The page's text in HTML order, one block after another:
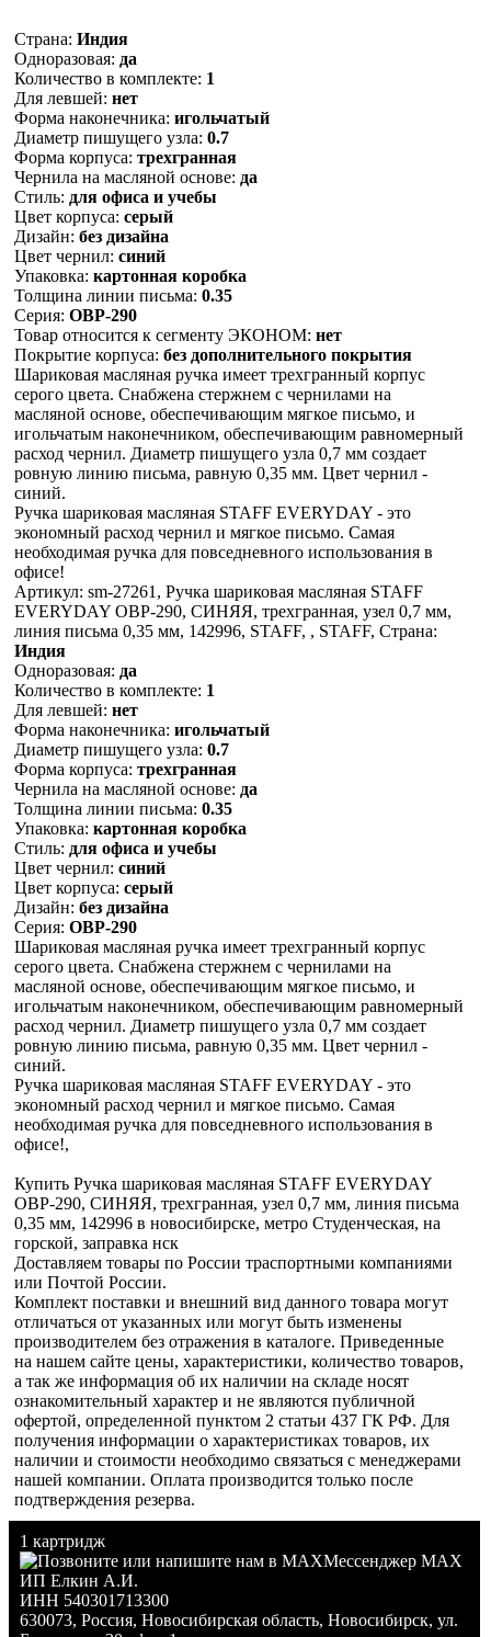
Страна: Индия
Одноразовая: да
Количество в комплекте: 1
Для левшей: нет
Форма наконечника: игольчатый
Диаметр пишущего узла: 0.7
Форма корпуса: трехгранная
Чернила на масляной основе: да
Стиль: для офиса и учебы
Цвет корпуса: серый
Дизайн: без дизайна
Цвет чернил: синий
Упаковка: картонная коробка
Толщина линии письма: 0.35
Серия: OBP-290
Товар относится к сегменту ЭКОНОМ: нет
Покрытие корпуса: без дополнительного покрытия
Шариковая масляная ручка имеет трехгранный корпус
серого цвета. Снабжена стержнем с чернилами на
масляной основе, обеспечивающим мягкое письмо, и
игольчатым наконечником, обеспечивающим равномерный
расход чернил. Диаметр пишущего узла 0,7 мм создает
ровную линию письма, равную 0,35 мм. Цвет чернил -
синий.
Ручка шариковая масляная STAFF EVERYDAY - это
экономный расход чернил и мягкое письмо. Самая
необходимая ручка для повседневного использования в
офисе!
Артикул: sm-27261, Ручка шариковая масляная STAFF
EVERYDAY OBP-290, СИНЯЯ, трехгранная, узел 0,7 мм,
линия письма 0,35 мм, 142996, STAFF, , STAFF, Страна:
Индия
Одноразовая: да
Количество в комплекте: 1
Для левшей: нет
Форма наконечника: игольчатый
Диаметр пишущего узла: 0.7
Форма корпуса: трехгранная
Чернила на масляной основе: да
Толщина линии письма: 0.35
Упаковка: картонная коробка
Стиль: для офиса и учебы
Цвет чернил: синий
Цвет корпуса: серый
Дизайн: без дизайна
Серия: OBP-290
Шариковая масляная ручка имеет трехгранный корпус
серого цвета. Снабжена стержнем с чернилами на
масляной основе, обеспечивающим мягкое письмо, и
игольчатым наконечником, обеспечивающим равномерный
расход чернил. Диаметр пишущего узла 0,7 мм создает
ровную линию письма, равную 0,35 мм. Цвет чернил -
синий.
Ручка шариковая масляная STAFF EVERYDAY - это
экономный расход чернил и мягкое письмо. Самая
необходимая ручка для повседневного использования в
офисе!,
Купить Ручка шариковая масляная STAFF EVERYDAY
OBP-290, СИНЯЯ, трехгранная, узел 0,7 мм, линия письма
0,35 мм, 142996 в новосибирске, метро Студенческая, на
горской, заправка нск
Доставляем товары по России траспортными компаниями
или Почтой России.
Комплект поставки и внешний вид данного товара могут
отличаться от указанных или могут быть изменены
производителем без отражения в каталоге. Приведенные
на нашем сайте цены, характеристики, количество товаров,
а так же информация об их наличии на складе носят
ознакомительный характер и не являются публичной
офертой, определенной пунктом 2 статьи 437 ГК РФ. Для
получения информации о характеристиках товаров, их
наличии и стоимости необходимо связаться с менеджерами
нашей компании. Оплата производится только после
подтверждения резерва.
1 картридж
Мессенджер MAX
ИП Елкин А.И.
ИНН 540301713300
630073, Россия, Новосибирская область, Новосибирск, ул.